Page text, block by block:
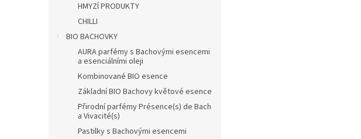
HMYZÍ PRODUKTY
CHILLI
BIO BACHOVKY
AURA parfémy s Bachovými esencemi
a esenciálními oleji
Kombinované BIO esence
Základní BIO Bachovy květové esence
Přirodní parfémy Présence(s) de Bach
a Vivacité(s)
Pastilky s Bachovými esencemi